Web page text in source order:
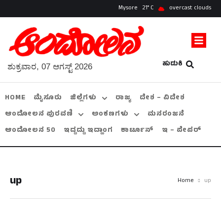
Mysore 21 overcast clouds
ಹುಡುಕಿ
ಶುಕ್ರವಾರ, 07 ಆಗಸ್ಟ್ 2026
HOME ಮೈಸೂರು ಜಿಲ್ಲೆಗಳು ರಾಜ್ಯ
ದೇಶ – ವಿದೇಶ
ಆಂದೋಲನ ಪುರವಣಿ
ಅಂಕಣಗಳು
ಮನರಂಜನೆ
ಆಂದೋಲನ 50
ಇದ್ದದ್ದು ಇದ್ಹಾಂಗ ಕಾರ್ಟೂನ್ ಇ – ಪೇಪರ್
up Home up